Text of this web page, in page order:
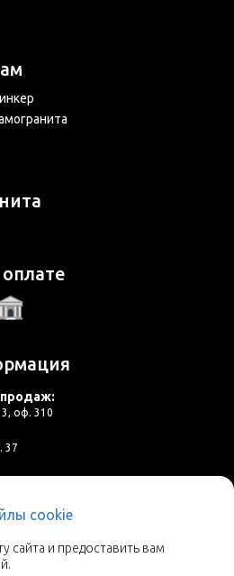
3, оф. 310
37
и ЛО
cookie
сайта и предоставить вам